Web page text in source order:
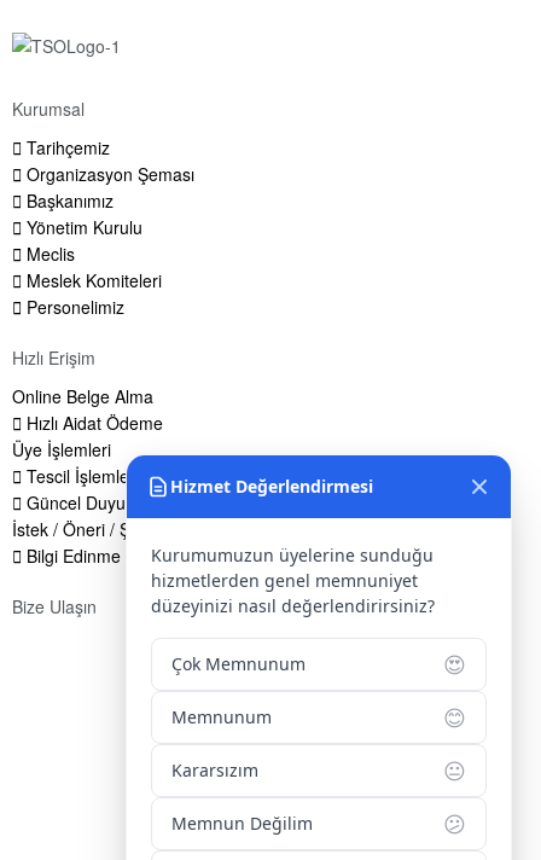
Kurumsal
Tarihçemiz
Organizasyon Şeması
Başkanımız
Yönetim Kurulu
Meclis
Meslek Komiteleri
Personelimiz
Hızlı Erişim
Online Belge Alma
Hızlı Aidat Ödeme
Üye İşlemleri
Tescil İşlemleri
Güncel Duyurular
İstek / Öneri / Şikayet Formu
Bilgi Edinme Hakkı
Bize Ulaşın
Yenice Mah. Atatürk Cad. Tüccarlar İşhanı Kat:1 No:1
KIRŞEHİR / TÜRKİYE
0 386 213 11 86
0 544 213 11 86
bilgi@kirsehirtso.org.tr
Hizmet Değerlendirmesi
Kurumumuzun üyelerine sunduğu
hizmetlerden genel memnuniyet
düzeyinizi nasıl değerlendirirsiniz?
Çok Memnunum 😍
Memnunum 😊
Kararsızım 😐
Memnun Değilim 😕